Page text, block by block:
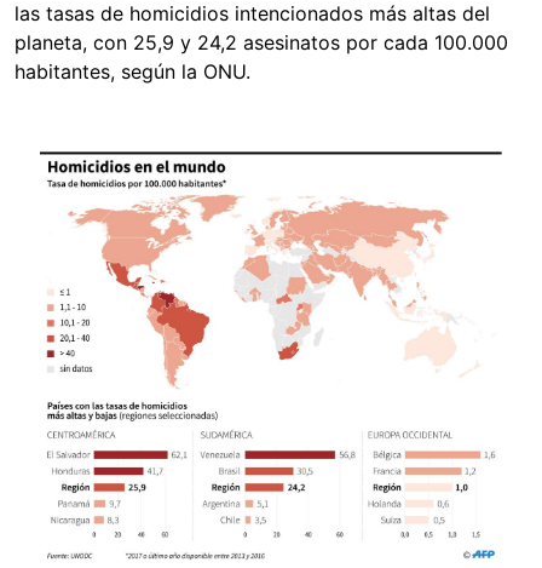
las tasas de homicidios intencionados más altas del
planeta, con 25,9 y 24,2 asesinatos por cada 100.000
habitantes, según la ONU.
Image